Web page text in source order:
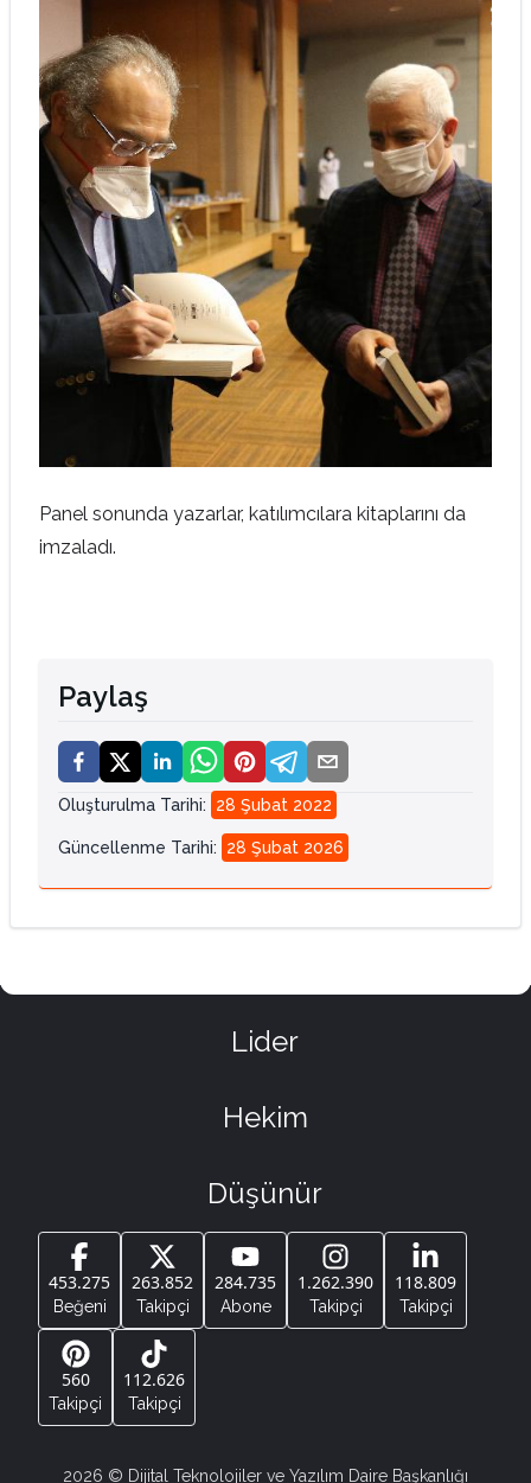
Panel sonunda yazarlar, katılımcılara kitaplarını da
imzaladı.
Paylaş
Oluşturulma Tarihi: 28 Şubat 2022
Güncellenme Tarihi: 28 Şubat 2026
Lider
Hekim
Düşünür
453.275
Beğeni
263.852
Takipçi
284.735
Abone
1.262.390
Takipçi
118.809
Takipçi
560
Takipçi
112.626
Takipçi
2026 © Dijital Teknolojiler ve Yazılım Daire Başkanlığı